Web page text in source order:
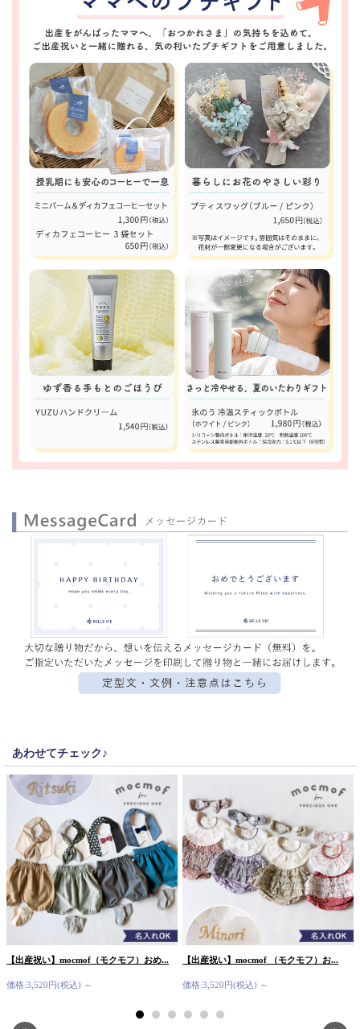
あわせてチェック♪
【出産祝い】mocmof（モクモフ）おめ...
価格:3,520円(税込) ～
【出産祝い】mocmof （モクモフ）お...
価格:3,520円(税込) ～